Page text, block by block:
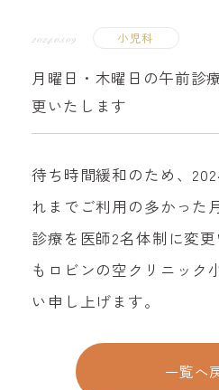
2024.03.09 小児科
月曜日・木曜日の午前診
更いたします
待ち時間緩和のため、
れまでご利用の多かった
診療を医師2名体制に変
もロビンの空クリニック
い申し上げます。
一覧へ